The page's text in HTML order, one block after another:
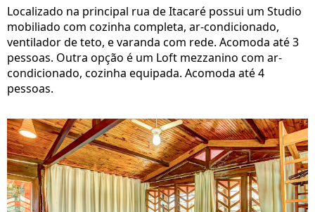
Localizado na principal rua de Itacaré possui um Studio
mobiliado com cozinha completa, ar-condicionado,
ventilador de teto, e varanda com rede. Acomoda até 3
pessoas. Outra opção é um Loft mezzanino com ar-
condicionado, cozinha equipada. Acomoda até 4
pessoas.